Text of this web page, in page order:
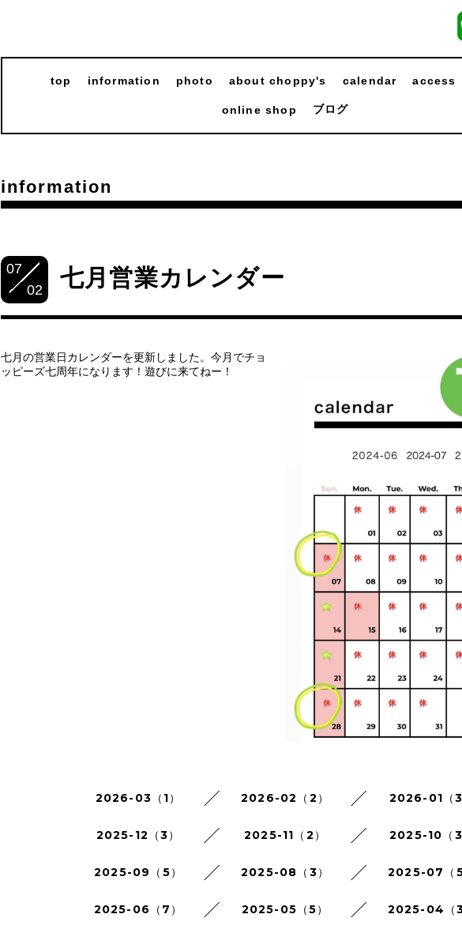
top information photo about choppy's calendar access
online shop ブログ
information
07
02
七月営業カレンダー
七月の営業日カレンダーを更新しました。今月でチョ
ッピーズ七周年になります！遊びに来てねー！
2026-03（1） 2026-02（2） 2026-01（3
2025-12（3） 2025-11（2） 2025-10（3
2025-09（5） 2025-08（3） 2025-07（5
2025-06（7） 2025-05（5） 2025-04（3